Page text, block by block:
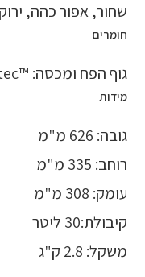
שחור, אפור כהה,
חומרים
גוף הפח ומכסה: ™Duratec
מידות
גובה: 626 מ"מ
רוחב: 335 מ"מ
עומק: 308 מ"מ
קיבולת:30 ליטר
משקל: 2.8 ק"ג